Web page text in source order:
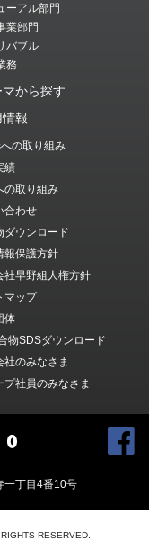
ーアル部門
業部門
バブル
務
マから探す
報
の取り組み
績
の取り組み
合わせ
ダウンロード
報保護方針
社早野組人権方針
マップ
体
物SDSダウンロード
社のみなさま
プ社員のみなさま
丁目4番10号
RESERVED.